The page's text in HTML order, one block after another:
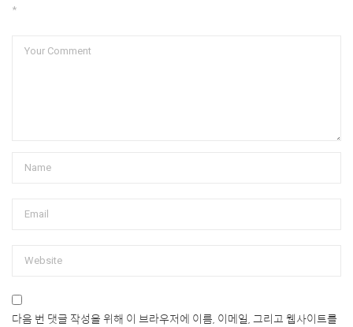
*
다음 번 댓글 작성을 위해 이 브라우저에 이름, 이메일, 그리고 웹사이트를